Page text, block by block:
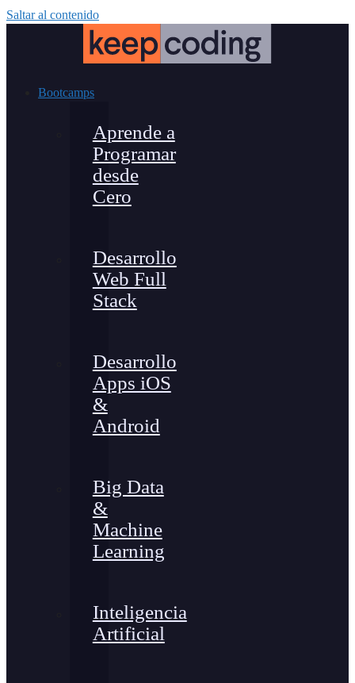
Saltar al contenido
Bootcamps
Aprende a
Programar
desde
Cero
Desarrollo
Web Full
Stack
Desarrollo
Apps iOS
&
Android
Big Data
&
Machine
Learning
Inteligencia
Artificial